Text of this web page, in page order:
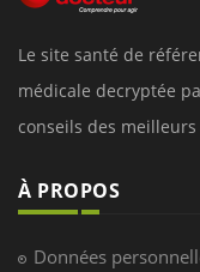
Le site santé de
médicale decryptée
conseils des
À PROPOS
Données